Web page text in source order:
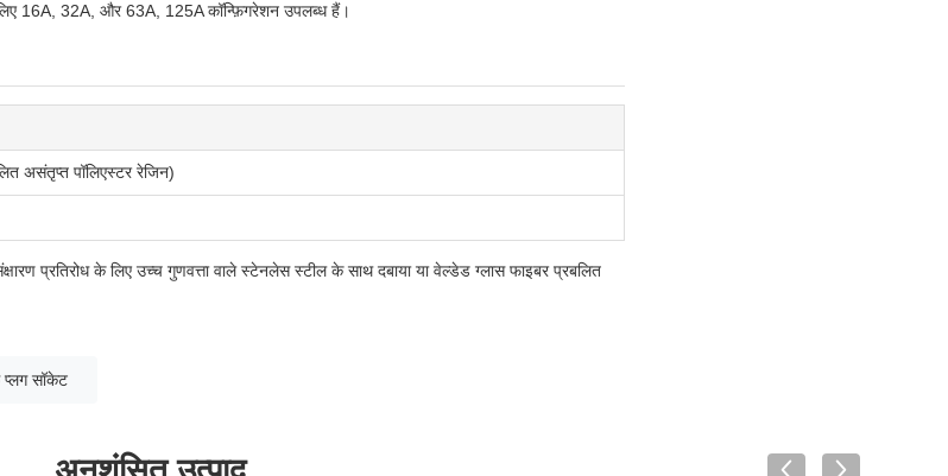
16A, 32A, और 63A, 125A कॉन्फ़िगरेशन उपलब्ध हैं।
असंतृप्त पॉलिएस्टर रेजिन)
प्रतिरोध के लिए उच्च गुणवत्ता वाले स्टेनलेस स्टील के साथ दबाया या वेल्डेड ग्लास फाइबर प्रबलित
सॉकेट